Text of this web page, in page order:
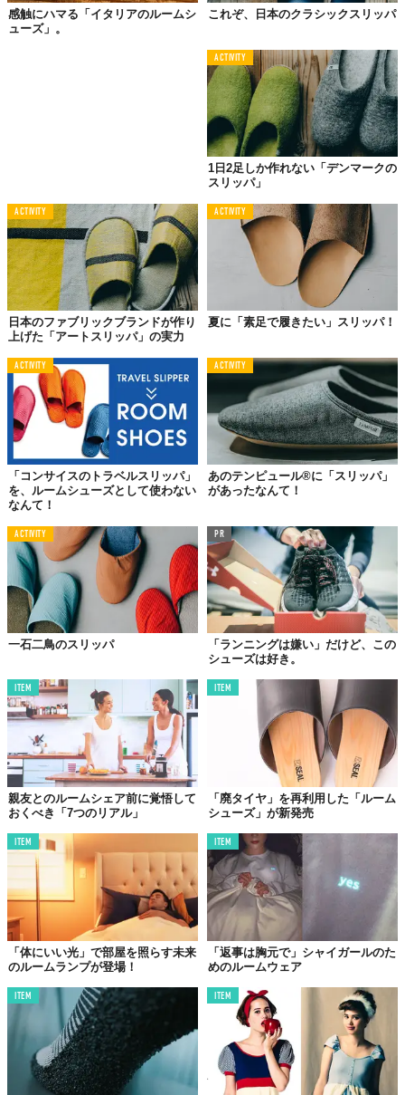
感触にハマる「イタリアのルームシ
ューズ」。
これぞ、日本のクラシックスリッパ
ACTIVITY
1日2足しか作れない「デンマークの
スリッパ」
ACTIVITY
日本のファブリックブランドが作り
上げた「アートスリッパ」の実力
ACTIVITY
夏に「素足で履きたい」スリッパ！
ACTIVITY
「コンサイスのトラベルスリッパ」
を、ルームシューズとして使わない
なんて！
ACTIVITY
あのテンピュール®に「スリッパ」
があったなんて！
ACTIVITY
一石二鳥のスリッパ
PR
「ランニングは嫌い」だけど、この
シューズは好き。
ITEM
親友とのルームシェア前に覚悟して
おくべき「7つのリアル」
ITEM
「廃タイヤ」を再利用した「ルーム
シューズ」が新発売
ITEM
「体にいい光」で部屋を照らす未来
のルームランプが登場！
ITEM
「返事は胸元で」シャイガールのた
めのルームウェア
ITEM ITEM